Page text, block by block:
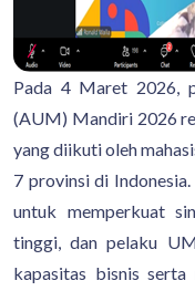
Pada 4 Maret 2026,
(AUM) Mandiri 2026
yang diikuti oleh
7 provinsi di
untuk memperkuat
tinggi, dan pelaku
kapasitas bisnis